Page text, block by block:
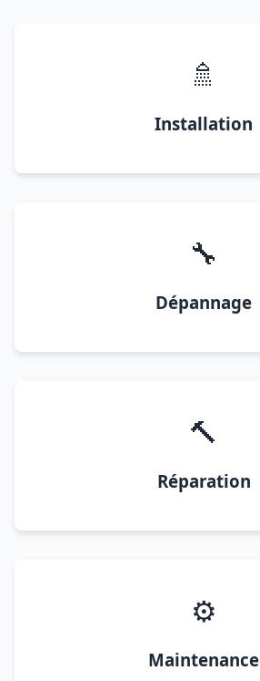
🚿
Installation
🔧
Dépannage
🔨
Réparation
⚙️
Maintenance